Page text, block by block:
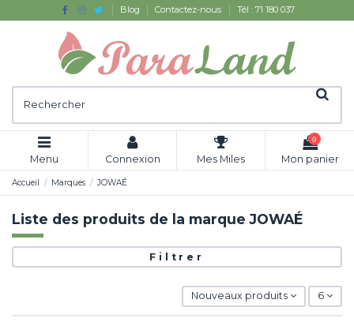
Blog Contactez-nous Tél : 71 180 037
Menu Connexion Mes Miles
0
Mon panier
Accueil Marques JOWAÉ
Liste des produits de la marque JOWAÉ
Filtrer
Nouveaux produits 6